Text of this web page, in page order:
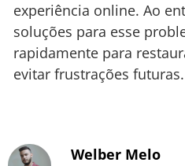
experiência online. Ao
soluções para esse
rapidamente para
evitar frustrações futuras.
Welber Melo